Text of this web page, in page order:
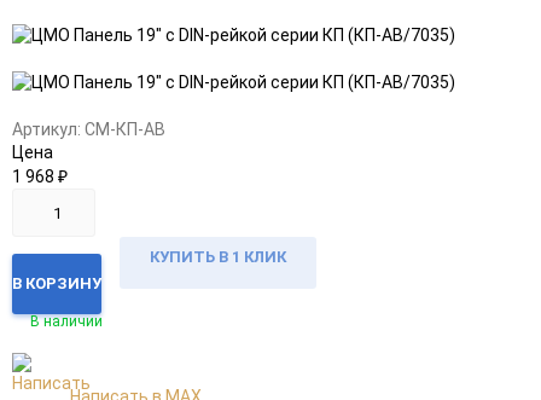
в
к
Артикул: CM-КП-АВ
Цена
1 968 ₽
В КОРЗИНУ
КУПИТЬ В 1 КЛИК
В наличии